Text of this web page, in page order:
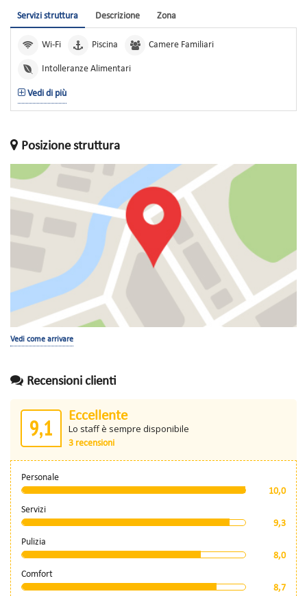
Servizi struttura Descrizione Zona
Wi-Fi Piscina Camere Familiari
Intolleranze Alimentari
Vedi di più
Posizione struttura
Vedi come arrivare
Recensioni clienti
9,1 Eccellente
Lo staff è sempre disponibile
3 recensioni
Personale
10,0
Servizi
9,3
Pulizia
8,0
Comfort
8,7